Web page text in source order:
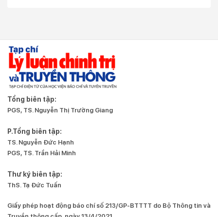
Tổng biên tập:
PGS, TS. Nguyễn Thị Trường Giang
P.Tổng biên tập:
TS. Nguyễn Đức Hạnh
PGS, TS. Trần Hải Minh
Thư ký biên tập:
ThS. Tạ Đức Tuấn
Giấy phép hoạt động báo chí số 213/GP-BTTTT do Bộ Thông tin và